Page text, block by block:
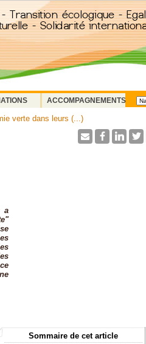
ACCOMPAGNEMENTS
verte dans leurs (...)
a
Sommaire de cet article